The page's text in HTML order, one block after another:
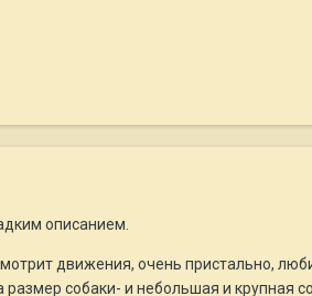
описанием.
движения, очень пристально,
собаки- и небольшая и крупная